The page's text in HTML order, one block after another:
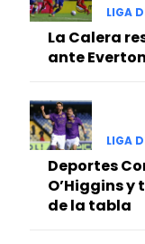
LIGA
La Calera
ante Everton
LIGA
Deportes
O’Higgins
de la tabla